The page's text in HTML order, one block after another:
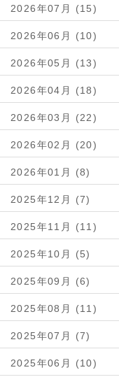
2026年07月 (15)
2026年06月 (10)
2026年05月 (13)
2026年04月 (18)
2026年03月 (22)
2026年02月 (20)
2026年01月 (8)
2025年12月 (7)
2025年11月 (11)
2025年10月 (5)
2025年09月 (6)
2025年08月 (11)
2025年07月 (7)
2025年06月 (10)